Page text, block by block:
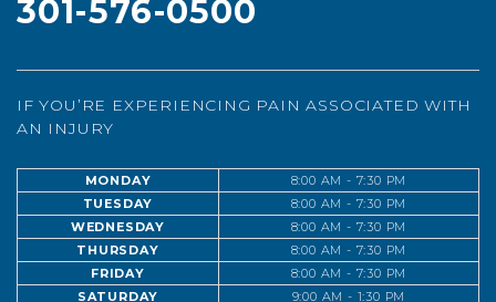
301-576-0500
IF YOU’RE EXPERIENCING PAIN ASSOCIATED WITH
AN INJURY
MONDAY
8:00 AM - 7:30 PM
TUESDAY
8:00 AM - 7:30 PM
WEDNESDAY
8:00 AM - 7:30 PM
THURSDAY
8:00 AM - 7:30 PM
FRIDAY
8:00 AM - 7:30 PM
SATURDAY
9:00 AM - 1:30 PM